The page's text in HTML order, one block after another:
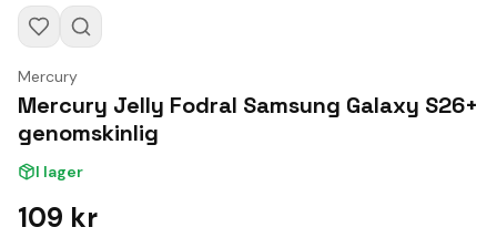
Lämna / Skicka in
Företagskunder
Kontakt
Kundvagn
Mercury
Mercury Jelly Fodral Samsung Galaxy S26+
genomskinlig
I lager
109 kr